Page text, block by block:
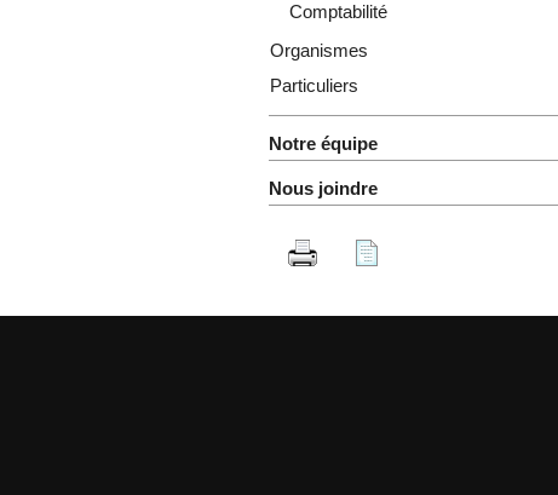
Comptabilité
Organismes
Particuliers
Notre équipe
Nous joindre